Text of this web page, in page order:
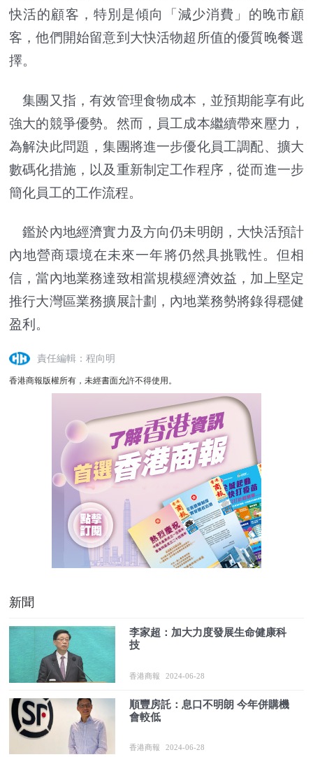
快活的顧客，特別是傾向「減少消費」的晚市顧
客，他們開始留意到大快活物超所值的優質晚餐選
擇。
集團又指，有效管理食物成本，並預期能享有此
強大的競爭優勢。然而，員工成本繼續帶來壓力，
為解決此問題，集團將進一步優化員工調配、擴大
數碼化措施，以及重新制定工作程序，從而進一步
簡化員工的工作流程。
鑑於內地經濟實力及方向仍未明朗，大快活預計
內地營商環境在未來一年將仍然具挑戰性。但相
信，當內地業務達致相當規模經濟效益，加上堅定
推行大灣區業務擴展計劃，內地業務勢將錄得穩健
盈利。
責任編輯：程向明
香港商報版權所有，未經書面允許不得使用。
新聞
李家超：加大力度發展生命健康科
技
香港商報 2024-06-28
順豐房託：息口不明朗 今年併購機
會較低
香港商報 2024-06-28